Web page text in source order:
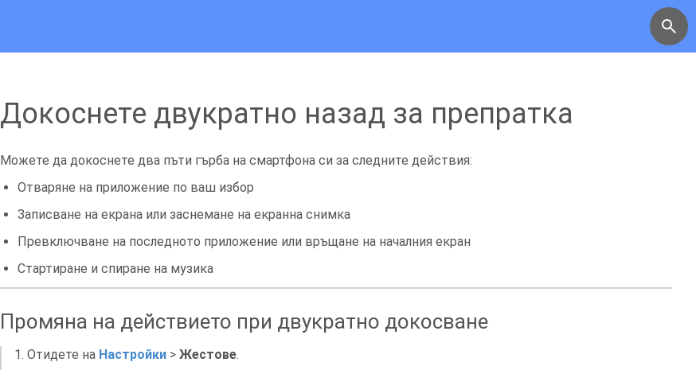
Докоснете двукратно назад за препратка
Можете да докоснете два пъти гърба на смартфона си за следните действия:
Отваряне на приложение по ваш избор
Записване на екрана или заснемане на екранна снимка
Превключване на последното приложение или връщане на началния екран
Стартиране и спиране на музика
Промяна на действието при двукратно докосване
Отидете на Настройки> Жестове.